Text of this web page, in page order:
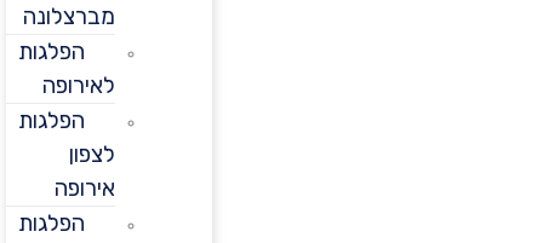
מברצלונה
הפלגות
לאירופה
הפלגות
אירופה
הפלגות